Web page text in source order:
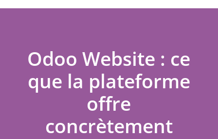
Odoo Website : ce
que la plateforme
offre
concrètement